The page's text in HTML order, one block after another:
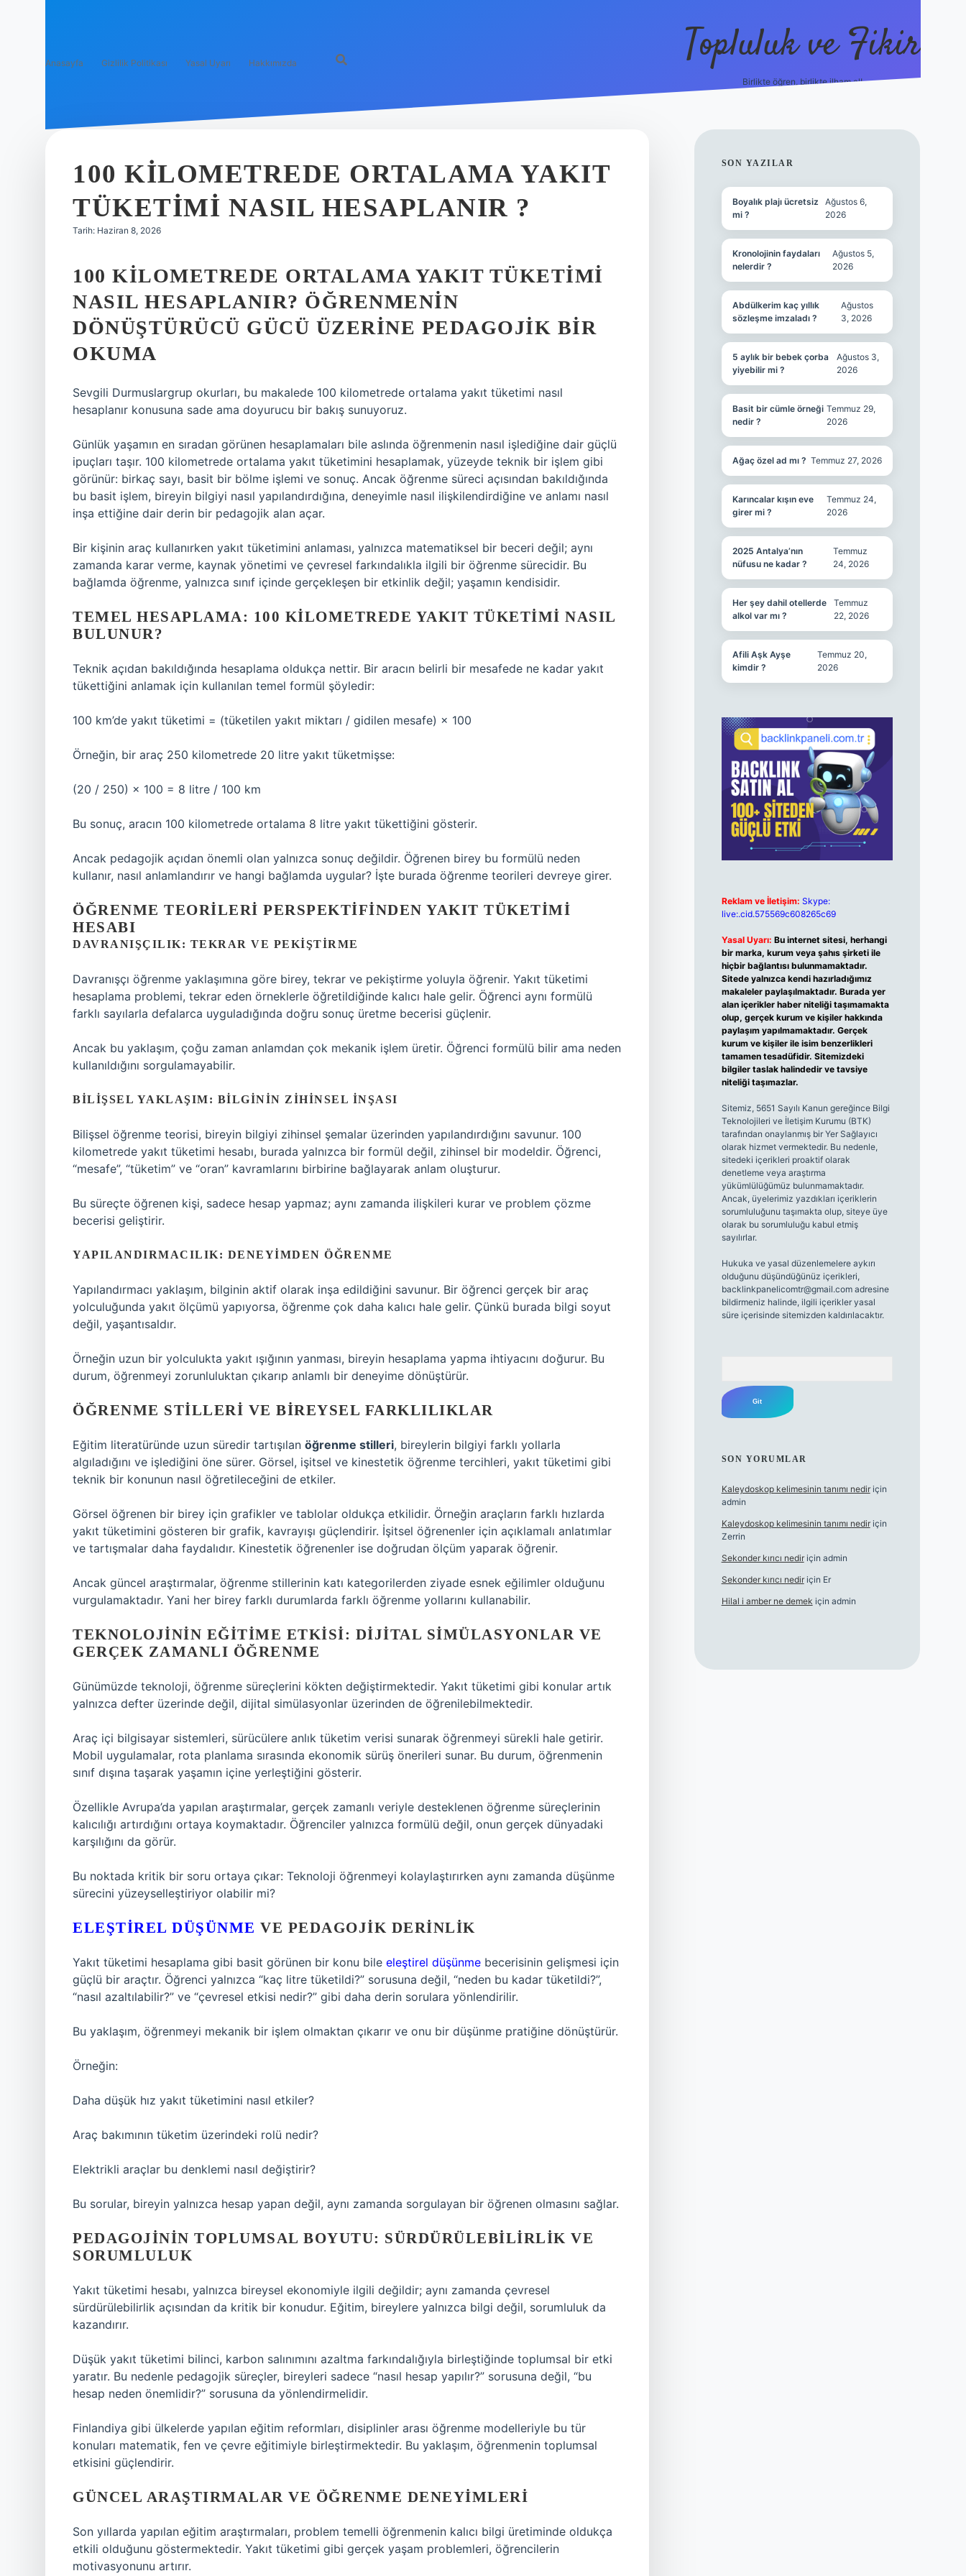
Anasayfa Gizlilik Politikası Yasal Uyarı Hakkımızda Topluluk ve Fikir
Birlikte öğren, birlikte ilham al!
100 KILOMETREDE ORTALAMA YAKIT
TÜKETIMI NASIL HESAPLANIR ?
Tarih: Haziran 8, 2026
100 KILOMETREDE ORTALAMA YAKIT TÜKETIMI
NASIL HESAPLANIR? ÖĞRENMENIN
DÖNÜŞTÜRÜCÜ GÜCÜ ÜZERINE PEDAGOJIK BIR
OKUMA
Sevgili Durmuslargrup okurları, bu makalede 100 kilometrede ortalama yakıt tüketimi nasıl
hesaplanır konusuna sade ama doyurucu bir bakış sunuyoruz.
Günlük yaşamın en sıradan görünen hesaplamaları bile aslında öğrenmenin nasıl işlediğine dair güçlü
ipuçları taşır. 100 kilometrede ortalama yakıt tüketimini hesaplamak, yüzeyde teknik bir işlem gibi
görünür: birkaç sayı, basit bir bölme işlemi ve sonuç. Ancak öğrenme süreci açısından bakıldığında
bu basit işlem, bireyin bilgiyi nasıl yapılandırdığına, deneyimle nasıl ilişkilendirdiğine ve anlamı nasıl
inşa ettiğine dair derin bir pedagojik alan açar.
Bir kişinin araç kullanırken yakıt tüketimini anlaması, yalnızca matematiksel bir beceri değil; aynı
zamanda karar verme, kaynak yönetimi ve çevresel farkındalıkla ilgili bir öğrenme sürecidir. Bu
bağlamda öğrenme, yalnızca sınıf içinde gerçekleşen bir etkinlik değil; yaşamın kendisidir.
TEMEL HESAPLAMA: 100 KILOMETREDE YAKIT TÜKETIMI NASIL
BULUNUR?
Teknik açıdan bakıldığında hesaplama oldukça nettir. Bir aracın belirli bir mesafede ne kadar yakıt
tükettiğini anlamak için kullanılan temel formül şöyledir:
100 km’de yakıt tüketimi = (tüketilen yakıt miktarı / gidilen mesafe) × 100
Örneğin, bir araç 250 kilometrede 20 litre yakıt tüketmişse:
(20 / 250) × 100 = 8 litre / 100 km
Bu sonuç, aracın 100 kilometrede ortalama 8 litre yakıt tükettiğini gösterir.
Ancak pedagojik açıdan önemli olan yalnızca sonuç değildir. Öğrenen birey bu formülü neden
kullanır, nasıl anlamlandırır ve hangi bağlamda uygular? İşte burada öğrenme teorileri devreye girer.
ÖĞRENME TEORILERI PERSPEKTIFINDEN YAKIT TÜKETIMI
HESABI
DAVRANIŞÇILIK: TEKRAR VE PEKIŞTIRME
Davranışçı öğrenme yaklaşımına göre birey, tekrar ve pekiştirme yoluyla öğrenir. Yakıt tüketimi
hesaplama problemi, tekrar eden örneklerle öğretildiğinde kalıcı hale gelir. Öğrenci aynı formülü
farklı sayılarla defalarca uyguladığında doğru sonuç üretme becerisi güçlenir.
Ancak bu yaklaşım, çoğu zaman anlamdan çok mekanik işlem üretir. Öğrenci formülü bilir ama neden
kullanıldığını sorgulamayabilir.
BILIŞSEL YAKLAŞIM: BILGININ ZIHINSEL İNŞASI
Bilişsel öğrenme teorisi, bireyin bilgiyi zihinsel şemalar üzerinden yapılandırdığını savunur. 100
kilometrede yakıt tüketimi hesabı, burada yalnızca bir formül değil, zihinsel bir modeldir. Öğrenci,
“mesafe”, “tüketim” ve “oran” kavramlarını birbirine bağlayarak anlam oluşturur.
Bu süreçte öğrenen kişi, sadece hesap yapmaz; aynı zamanda ilişkileri kurar ve problem çözme
becerisi geliştirir.
YAPILANDIRMACILIK: DENEYIMDEN ÖĞRENME
Yapılandırmacı yaklaşım, bilginin aktif olarak inşa edildiğini savunur. Bir öğrenci gerçek bir araç
yolculuğunda yakıt ölçümü yapıyorsa, öğrenme çok daha kalıcı hale gelir. Çünkü burada bilgi soyut
değil, yaşantısaldır.
Örneğin uzun bir yolculukta yakıt ışığının yanması, bireyin hesaplama yapma ihtiyacını doğurur. Bu
durum, öğrenmeyi zorunluluktan çıkarıp anlamlı bir deneyime dönüştürür.
ÖĞRENME STILLERI VE BIREYSEL FARKLILIKLAR
Eğitim literatüründe uzun süredir tartışılan öğrenme stilleri, bireylerin bilgiyi farklı yollarla
algıladığını ve işlediğini öne sürer. Görsel, işitsel ve kinestetik öğrenme tercihleri, yakıt tüketimi gibi
teknik bir konunun nasıl öğretileceğini de etkiler.
Görsel öğrenen bir birey için grafikler ve tablolar oldukça etkilidir. Örneğin araçların farklı hızlarda
yakıt tüketimini gösteren bir grafik, kavrayışı güçlendirir. İşitsel öğrenenler için açıklamalı anlatımlar
ve tartışmalar daha faydalıdır. Kinestetik öğrenenler ise doğrudan ölçüm yaparak öğrenir.
Ancak güncel araştırmalar, öğrenme stillerinin katı kategorilerden ziyade esnek eğilimler olduğunu
vurgulamaktadır. Yani her birey farklı durumlarda farklı öğrenme yollarını kullanabilir.
TEKNOLOJININ EĞITIME ETKISI: DIJITAL SIMÜLASYONLAR VE
GERÇEK ZAMANLI ÖĞRENME
Günümüzde teknoloji, öğrenme süreçlerini kökten değiştirmektedir. Yakıt tüketimi gibi konular artık
yalnızca defter üzerinde değil, dijital simülasyonlar üzerinden de öğrenilebilmektedir.
Araç içi bilgisayar sistemleri, sürücülere anlık tüketim verisi sunarak öğrenmeyi sürekli hale getirir.
Mobil uygulamalar, rota planlama sırasında ekonomik sürüş önerileri sunar. Bu durum, öğrenmenin
sınıf dışına taşarak yaşamın içine yerleştiğini gösterir.
Özellikle Avrupa’da yapılan araştırmalar, gerçek zamanlı veriyle desteklenen öğrenme süreçlerinin
kalıcılığı artırdığını ortaya koymaktadır. Öğrenciler yalnızca formülü değil, onun gerçek dünyadaki
karşılığını da görür.
Bu noktada kritik bir soru ortaya çıkar: Teknoloji öğrenmeyi kolaylaştırırken aynı zamanda düşünme
sürecini yüzeyselleştiriyor olabilir mi?
ELEŞTIREL DÜŞÜNME VE PEDAGOJIK DERINLIK
Yakıt tüketimi hesaplama gibi basit görünen bir konu bile eleştirel düşünme becerisinin gelişmesi için
güçlü bir araçtır. Öğrenci yalnızca “kaç litre tüketildi?” sorusuna değil, “neden bu kadar tüketildi?”,
“nasıl azaltılabilir?” ve “çevresel etkisi nedir?” gibi daha derin sorulara yönlendirilir.
Bu yaklaşım, öğrenmeyi mekanik bir işlem olmaktan çıkarır ve onu bir düşünme pratiğine dönüştürür.
Örneğin:
Daha düşük hız yakıt tüketimini nasıl etkiler?
Araç bakımının tüketim üzerindeki rolü nedir?
Elektrikli araçlar bu denklemi nasıl değiştirir?
Bu sorular, bireyin yalnızca hesap yapan değil, aynı zamanda sorgulayan bir öğrenen olmasını sağlar.
PEDAGOJININ TOPLUMSAL BOYUTU: SÜRDÜRÜLEBILIRLIK VE
SORUMLULUK
Yakıt tüketimi hesabı, yalnızca bireysel ekonomiyle ilgili değildir; aynı zamanda çevresel
sürdürülebilirlik açısından da kritik bir konudur. Eğitim, bireylere yalnızca bilgi değil, sorumluluk da
kazandırır.
Düşük yakıt tüketimi bilinci, karbon salınımını azaltma farkındalığıyla birleştiğinde toplumsal bir etki
yaratır. Bu nedenle pedagojik süreçler, bireyleri sadece “nasıl hesap yapılır?” sorusuna değil, “bu
hesap neden önemlidir?” sorusuna da yönlendirmelidir.
Finlandiya gibi ülkelerde yapılan eğitim reformları, disiplinler arası öğrenme modelleriyle bu tür
konuları matematik, fen ve çevre eğitimiyle birleştirmektedir. Bu yaklaşım, öğrenmenin toplumsal
etkisini güçlendirir.
GÜNCEL ARAŞTIRMALAR VE ÖĞRENME DENEYIMLERI
Son yıllarda yapılan eğitim araştırmaları, problem temelli öğrenmenin kalıcı bilgi üretiminde oldukça
etkili olduğunu göstermektedir. Yakıt tüketimi gibi gerçek yaşam problemleri, öğrencilerin
motivasyonunu artırır.
SIDEBAR
SON YAZILAR
Boyalık plajı ücretsiz
mi ?
Ağustos 6,
2026
Kronolojinin faydaları
nelerdir ?
Ağustos 5,
2026
Abdülkerim kaç yıllık
sözleşme imzaladı ?
Ağustos
3, 2026
5 aylık bir bebek çorba
yiyebilir mi ?
Ağustos 3,
2026
Basit bir cümle örneği
nedir ?
Temmuz 29,
2026
Ağaç özel ad mı ? Temmuz 27, 2026
Karıncalar kışın eve
girer mi ?
Temmuz 24,
2026
2025 Antalya’nın
nüfusu ne kadar ?
Temmuz
24, 2026
Her şey dahil otellerde
alkol var mı ?
Temmuz
22, 2026
Afili Aşk Ayşe
kimdir ?
Temmuz 20,
2026
Reklam ve İletişim: Skype:
live:.cid.575569c608265c69
Yasal Uyarı: Bu internet sitesi, herhangi
bir marka, kurum veya şahıs şirketi ile
hiçbir bağlantısı bulunmamaktadır.
Sitede yalnızca kendi hazırladığımız
makaleler paylaşılmaktadır. Burada yer
alan içerikler haber niteliği taşımamakta
olup, gerçek kurum ve kişiler hakkında
paylaşım yapılmamaktadır. Gerçek
kurum ve kişiler ile isim benzerlikleri
tamamen tesadüfidir. Sitemizdeki
bilgiler taslak halindedir ve tavsiye
niteliği taşımazlar.
Sitemiz, 5651 Sayılı Kanun gereğince Bilgi
Teknolojileri ve İletişim Kurumu (BTK)
tarafından onaylanmış bir Yer Sağlayıcı
olarak hizmet vermektedir. Bu nedenle,
sitedeki içerikleri proaktif olarak
denetleme veya araştırma
yükümlülüğümüz bulunmamaktadır.
Ancak, üyelerimiz yazdıkları içeriklerin
sorumluluğunu taşımakta olup, siteye üye
olarak bu sorumluluğu kabul etmiş
sayılırlar.
Hukuka ve yasal düzenlemelere aykırı
olduğunu düşündüğünüz içerikleri,
backlinkpanelicomtr@gmail.comadresine
bildirmeniz halinde, ilgili içerikler yasal
süre içerisinde sitemizden kaldırılacaktır.
SON YORUMLAR
Kaleydoskop kelimesinin tanımı nediriçin
admin
Kaleydoskop kelimesinin tanımı nediriçin
Zerrin
Sekonder kırıcı nediriçin admin
Sekonder kırıcı nediriçin Er
Hilal i amber ne demek için admin